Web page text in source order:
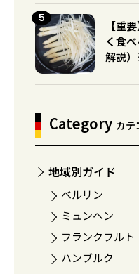
【重
く食
解説
Category カテ
地域別ガイド
ベルリン
ミュンヘン
フランクフルト
ハンブルク